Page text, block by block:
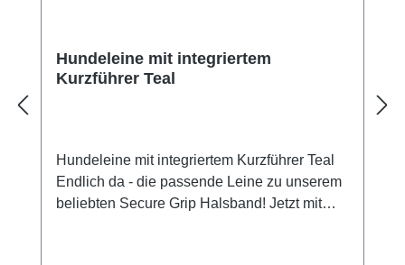
Hundeleine mit integriertem
Kurzführer Teal
Hundeleine mit integriertem Kurzführer Teal
Endlich da - die passende Leine zu unserem
beliebten Secure Grip Halsband! Jetzt mit